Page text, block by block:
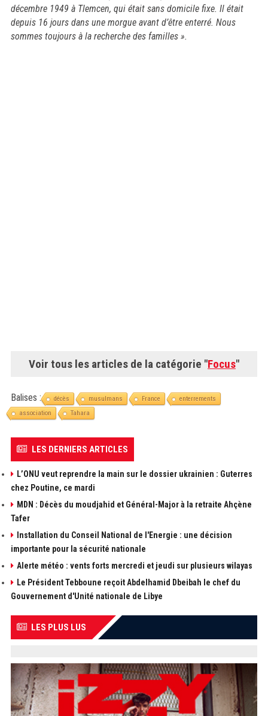
décembre 1949 à Tlemcen, qui était sans domicile fixe. Il était
depuis 16 jours dans une morgue avant d’être enterré. Nous
sommes toujours à la recherche des familles ».
Voir tous les articles de la catégorie "Focus"
Balises : décès musulmans France
enterrements
association
Tahara
LES DERNIERS ARTICLES
L’ONU veut reprendre la main sur le dossier ukrainien : Guterres
chez Poutine, ce mardi
MDN : Décès du moudjahid et Général-Major à la retraite Ahçène
Tafer
Installation du Conseil National de l'Energie : une décision
importante pour la sécurité nationale
Alerte météo : vents forts mercredi et jeudi sur plusieurs wilayas
Le Président Tebboune reçoit Abdelhamid Dbeibah le chef du
Gouvernement d'Unité nationale de Libye
LES PLUS LUS